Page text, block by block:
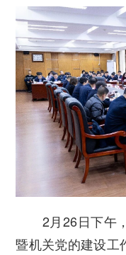
2月26日下午
暨机关党的建设工